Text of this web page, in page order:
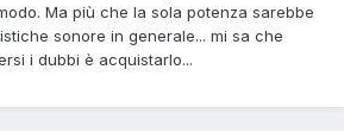
Ma più che la sola potenza sarebbe
sonore in generale... mi sa che
i dubbi è acquistarlo...